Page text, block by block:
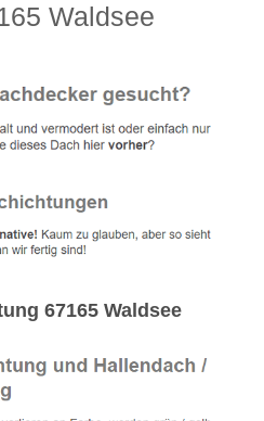
Waldsee
67165 Waldsee